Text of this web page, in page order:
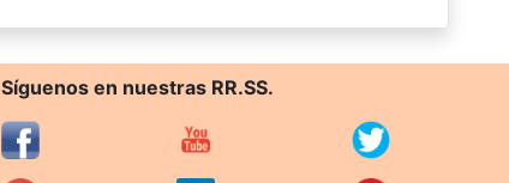
Síguenos en nuestras RR.SS.